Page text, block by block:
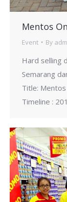
Mentos
Event By
Hard selling
Semarang
Title:
Timeline :